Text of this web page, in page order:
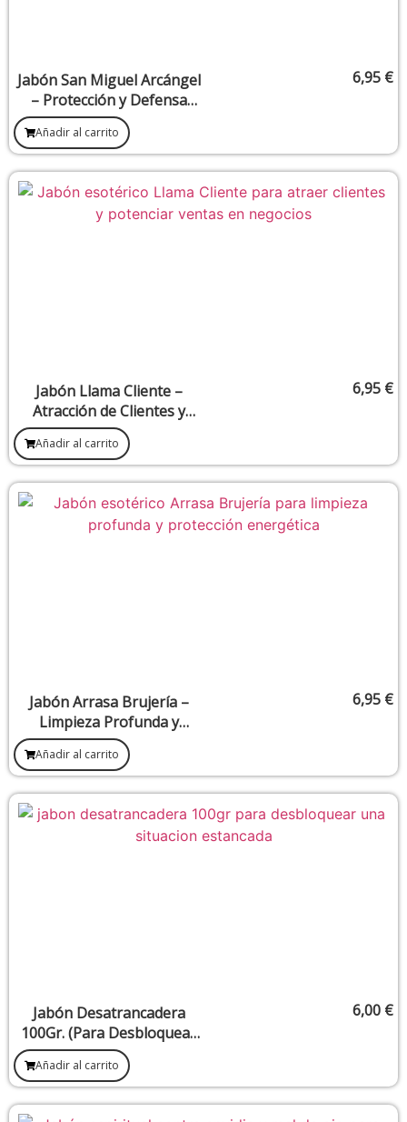
Jabón San Miguel Arcángel
– Protección y Defensa
Espiritual
6,95 €
Añadir al carrito
Jabón Llama Cliente –
Atracción de Clientes y
Movimiento Comercial
6,95 €
Añadir al carrito
Jabón Arrasa Brujería –
Limpieza Profunda y
Protección Espiritual
6,95 €
Añadir al carrito
Jabón Desatrancadera
100Gr. (Para Desbloquear
Una Situación Estancada)
6,00 €
Añadir al carrito